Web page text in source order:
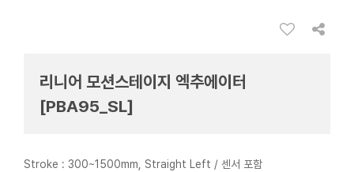
리니어 모션스테이지 엑추에이터
[PBA95_SL]
Stroke : 300~1500mm, Straight Left / 센서 포함